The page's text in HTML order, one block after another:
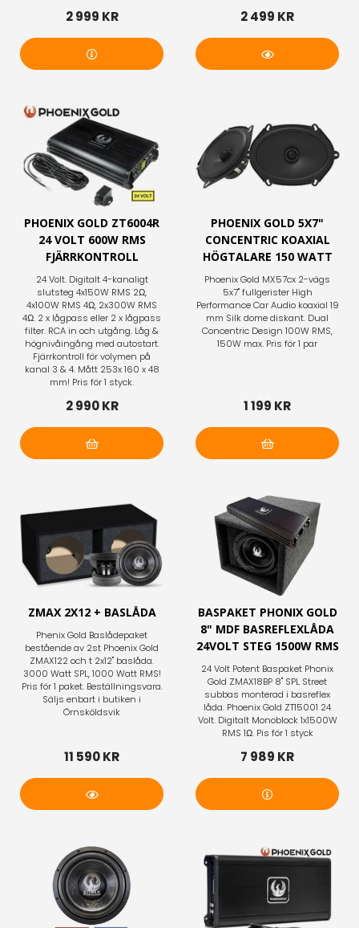
2 999 KR 2 499 KR
PHOENIX GOLD ZT6004R
24 VOLT 600W RMS
FJÄRRKONTROLL
24 Volt. Digitalt 4-kanaligt
slutsteg 4x150W RMS 2Ω,
4x100W RMS 4Ω, 2x300W RMS
4Ω. 2 x lågpass eller 2 x lågpass
filter. RCA in och utgång. Låg &
högnivåingång med autostart.
Fjärrkontroll för volymen på
kanal 3 & 4. Mått 253x 160 x 48
mm! Pris för 1 styck.
2 990 KR
PHOENIX GOLD 5X7"
CONCENTRIC KOAXIAL
HÖGTALARE 150 WATT
Phoenix Gold MX57cx 2-vägs
5x7" fullgerister High
Performance Car Audio koaxial 19
mm Silk dome diskant. Dual
Concentric Design 100W RMS,
150W max. Pris för 1 par
1 199 KR
ZMAX 2X12 + BASLÅDA
Phenix Gold Baslådepaket
bestående av 2st Phoenix Gold
ZMAX122 och t 2x12'' baslåda.
3000 Watt SPL, 1000 Watt RMS!
Pris för 1 paket. Beställningsvara.
Säljs enbart i butiken i
Örnsköldsvik
11 590 KR
BASPAKET PHONIX GOLD
8" MDF BASREFLEXLÅDA
24VOLT STEG 1500W RMS
24 Volt Potent Baspaket Phonix
Gold ZMAX18BP 8" SPL Street
subbas monterad i basreflex
låda. Phoenix Gold ZT15001 24
Volt. Digitalt Monoblock 1x1500W
RMS 1Ω. Pis för 1 styck
7 989 KR